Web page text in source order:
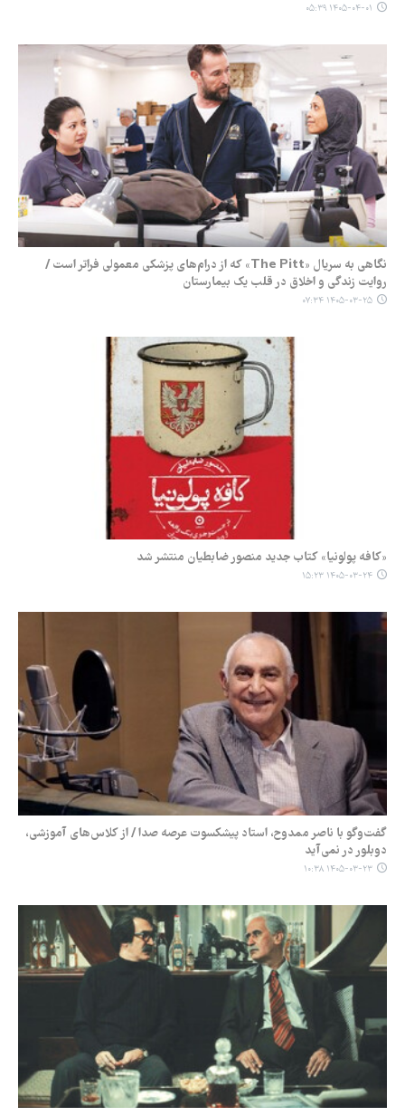
۱۴۰۵-۰۴-۰۱ ۰۵:۳۹
نگاهی به سریال «The Pitt» که از درام‌های پزشکی معمولی فراتر است /
روایت زندگی و اخلاق در قلب یک بیمارستان
۱۴۰۵-۰۳-۲۵ ۰۷:۳۴
«کافه پولونیا» کتاب جدید منصور ضابطیان منتشر شد
۱۴۰۵-۰۳-۲۴ ۱۵:۲۳
گفت‌وگو با ناصر ممدوح، استاد پیشکسوت عرصه صدا / از کلاس‌های آموزشی،
دوبلور در نمی‌آید
۱۴۰۵-۰۳-۲۳ ۱۰:۳۸